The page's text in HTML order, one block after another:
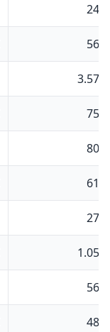
246
566
3.578
752
800
619
276
1.055
566
485